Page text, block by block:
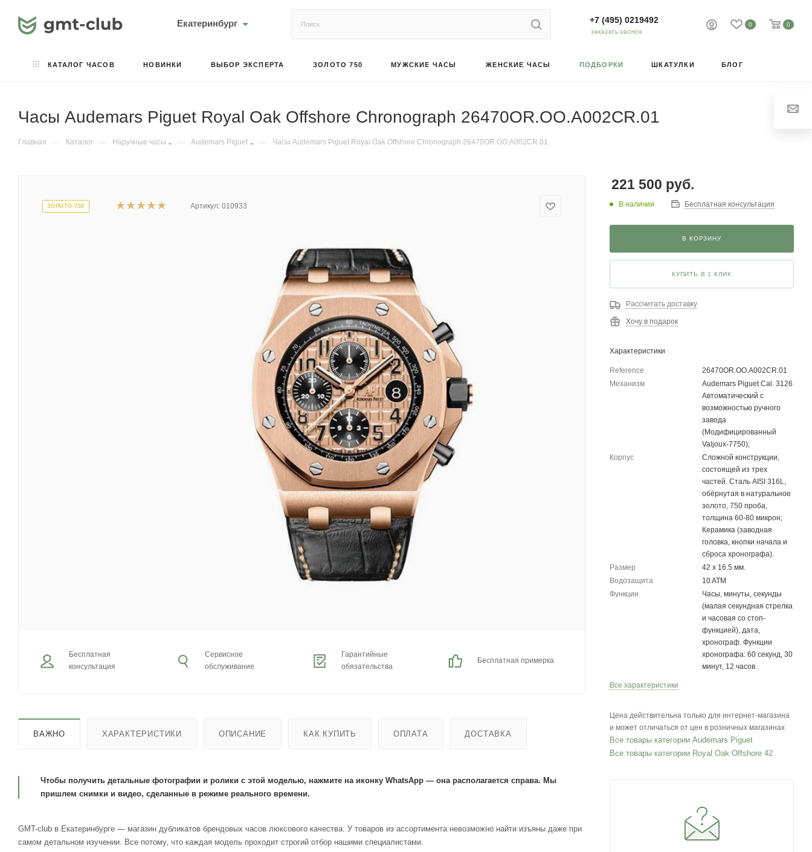
Екатеринбург 0 0
+7 (495) 0219492
ЗАКАЗАТЬ ЗВОНОК
КАТАЛОГ ЧАСОВ НОВИНКИ ВЫБОР ЭКСПЕРТА ЗОЛОТО 750 МУЖСКИЕ ЧАСЫ ЖЕНСКИЕ ЧАСЫ ПОДБОРКИ ШКАТУЛКИ БЛОГ
Часы Audemars Piguet Royal Oak Offshore Chronograph 26470OR.OO.A002CR.01
Главная — Каталог — Наручные часы — Audemars Piguet — Часы Audemars Piguet Royal Oak Offshore Chronograph 26470OR.OO.A002CR.01
ЗОЛОТО-750 Артикул: 010933
Бесплатная
консультация
Сервисное
обслуживание
Гарантийные
обязательства
Бесплатная примерка
ВАЖНО ХАРАКТЕРИСТИКИ ОПИСАНИЕ КАК КУПИТЬ ОПЛАТА ДОСТАВКА
Чтобы получить детальные фотографии и ролики с этой моделью, нажмите на иконку WhatsApp — она располагается справа. Мы
пришлем снимки и видео, сделанные в режиме реального времени.
GMT-club в Екатеринбурге — магазин дубликатов брендовых часов люксового качества. У товаров из ассортимента невозможно найти изъяны даже при
самом детальном изучении. Все потому, что каждая модель проходит строгий отбор нашими специалистами.
221 500 руб.
В наличии Бесплатная консультация
В КОРЗИНУ
КУПИТЬ В 1 КЛИК
Рассчитать доставку
Хочу в подарок
Характеристики
Reference
26470OR.OO.A002CR.01
Механизм
Audemars Piguet Cal. 3126
Автоматический с
возможностью ручного
завода
(Модифицированный
Valjoux-7750);
Корпус
Сложной конструкции,
состоящей из трех
частей. Сталь AISI 316L,
обёрнутая в натуральное
золото, 750 проба,
толщина 60-80 микрон;
Керамика (заводная
головка, кнопки начала и
сброса хронографа).
Размер
42 х 16.5 мм.
Водозащита
10 ATM
Функции
Часы, минуты, секунды
(малая секундная стрелка
и часовая со стоп-
функцией), дата,
хронограф. Функции
хронографа: 60 секунд, 30
минут, 12 часов.
Все характеристики
Цена действительна только для интернет-магазина
и может отличаться от цен в розничных магазинах
Все товары категории Audemars Piguet
Все товары категории Royal Oak Offshore 42